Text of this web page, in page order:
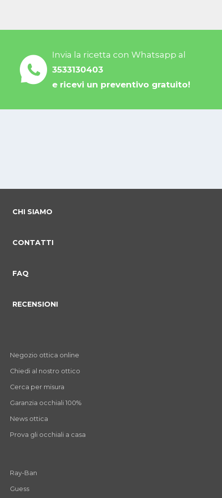
Invia la ricetta con Whatsapp al
3533130403
e ricevi un preventivo gratuito!
CHI SIAMO
CONTATTI
FAQ
RECENSIONI
Negozio ottica online
Chiedi al nostro ottico
Cerca per misura
Garanzia occhiali 100%
News ottica
Prova gli occhiali a casa
Ray-Ban
Guess